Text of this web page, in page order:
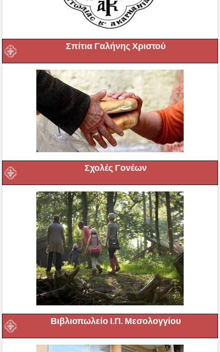
Σπίτια Γαλήνης Χριστού
Σχολές Γονέων
Βιβλιοπωλείο Ι.Π. Μεσολογγίου